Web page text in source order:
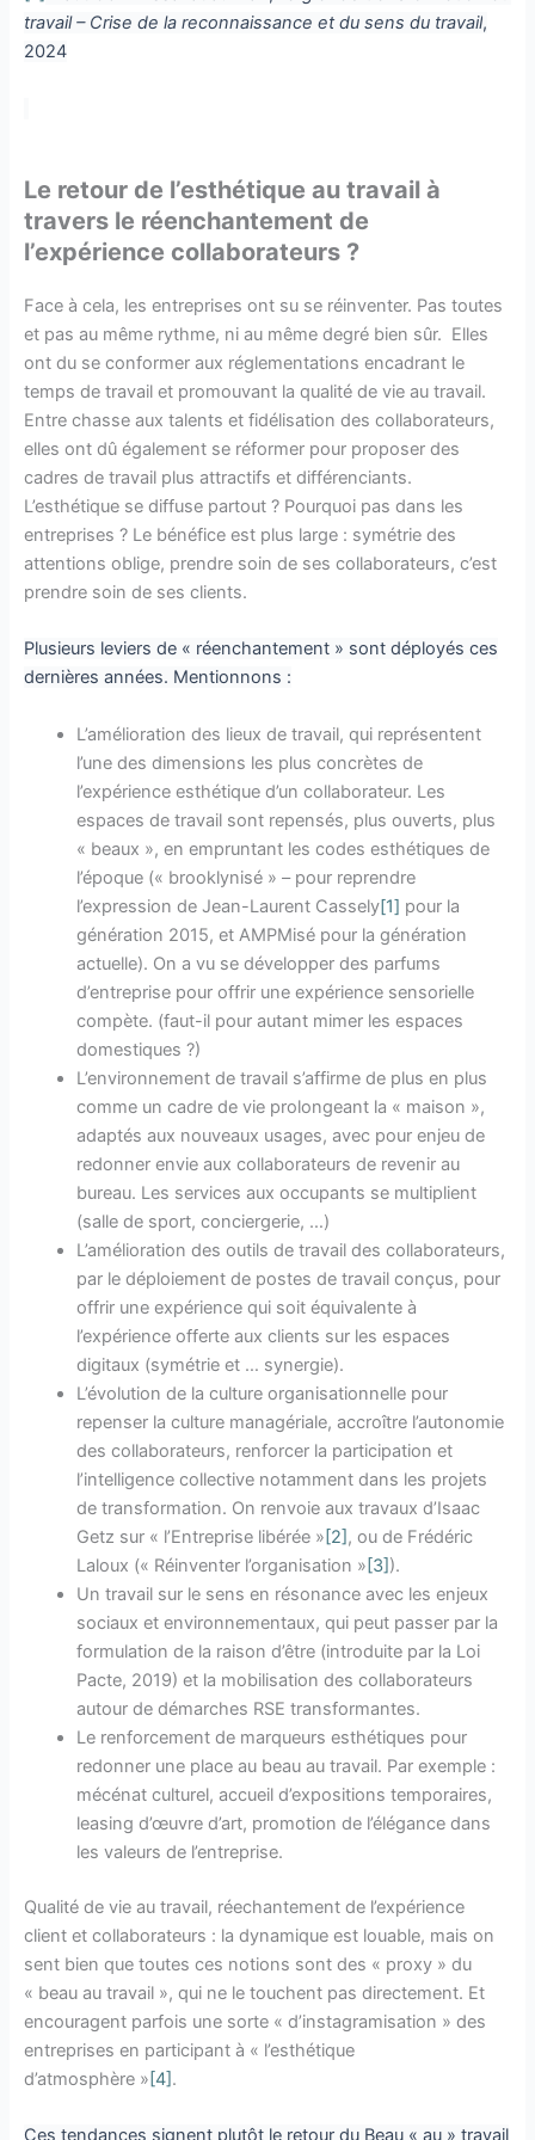
travail – Crise de la reconnaissance et du sens du travail,
2024
Le retour de l’esthétique au travail à
travers le réenchantement de
l’expérience collaborateurs ?
Face à cela, les entreprises ont su se réinventer. Pas toutes
et pas au même rythme, ni au même degré bien sûr. Elles
ont du se conformer aux réglementations encadrant le
temps de travail et promouvant la qualité de vie au travail.
Entre chasse aux talents et fidélisation des collaborateurs,
elles ont dû également se réformer pour proposer des
cadres de travail plus attractifs et différenciants.
L’esthétique se diffuse partout ? Pourquoi pas dans les
entreprises ? Le bénéfice est plus large : symétrie des
attentions oblige, prendre soin de ses collaborateurs, c’est
prendre soin de ses clients.
Plusieurs leviers de « réenchantement » sont déployés ces
dernières années. Mentionnons :
L’amélioration des lieux de travail, qui représentent
l’une des dimensions les plus concrètes de
l’expérience esthétique d’un collaborateur. Les
espaces de travail sont repensés, plus ouverts, plus
« beaux », en empruntant les codes esthétiques de
l’époque (« brooklynisé » – pour reprendre
l’expression de Jean-Laurent Cassely[1] pour la
génération 2015, et AMPMisé pour la génération
actuelle). On a vu se développer des parfums
d’entreprise pour offrir une expérience sensorielle
compète. (faut-il pour autant mimer les espaces
domestiques ?)
L’environnement de travail s’affirme de plus en plus
comme un cadre de vie prolongeant la « maison »,
adaptés aux nouveaux usages, avec pour enjeu de
redonner envie aux collaborateurs de revenir au
bureau. Les services aux occupants se multiplient
(salle de sport, conciergerie, …)
L’amélioration des outils de travail des collaborateurs,
par le déploiement de postes de travail conçus, pour
offrir une expérience qui soit équivalente à
l’expérience offerte aux clients sur les espaces
digitaux (symétrie et … synergie).
L’évolution de la culture organisationnelle pour
repenser la culture managériale, accroître l’autonomie
des collaborateurs, renforcer la participation et
l’intelligence collective notamment dans les projets
de transformation. On renvoie aux travaux d’Isaac
Getz sur « l’Entreprise libérée » [2], ou de Frédéric
Laloux (« Réinventer l’organisation » [3]).
Un travail sur le sens en résonance avec les enjeux
sociaux et environnementaux, qui peut passer par la
formulation de la raison d’être (introduite par la Loi
Pacte, 2019) et la mobilisation des collaborateurs
autour de démarches RSE transformantes.
Le renforcement de marqueurs esthétiques pour
redonner une place au beau au travail. Par exemple :
mécénat culturel, accueil d’expositions temporaires,
leasing d’œuvre d’art, promotion de l’élégance dans
les valeurs de l’entreprise.
Qualité de vie au travail, réechantement de l’expérience
client et collaborateurs : la dynamique est louable, mais on
sent bien que toutes ces notions sont des « proxy » du
« beau au travail », qui ne le touchent pas directement. Et
encouragent parfois une sorte « d’instagramisation » des
entreprises en participant à « l’esthétique
d’atmosphère » [4].
Ces tendances signent plutôt le retour du Beau « au » travail